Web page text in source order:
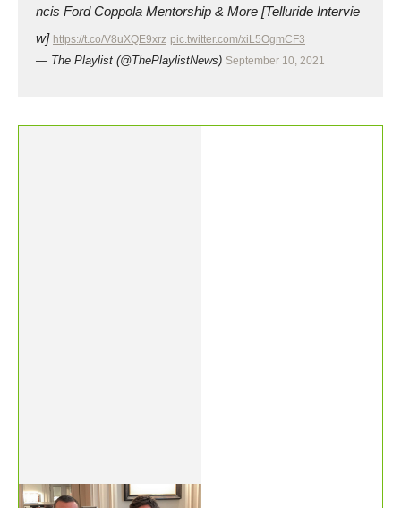
ncis Ford Coppola Mentorship & More [Telluride Intervie
w] https://t.co/V8uXQE9xrz pic.twitter.com/xiL5OgmCF3
— The Playlist (@ThePlaylistNews) September 10, 2021